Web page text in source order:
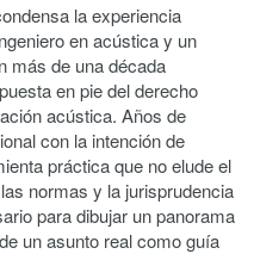
la experiencia
en acústica y un
más de una década
en pie del derecho
acústica. Años de
con la intención de
práctica que no elude el
normas y la jurisprudencia
para dibujar un panorama
un asunto real como guía